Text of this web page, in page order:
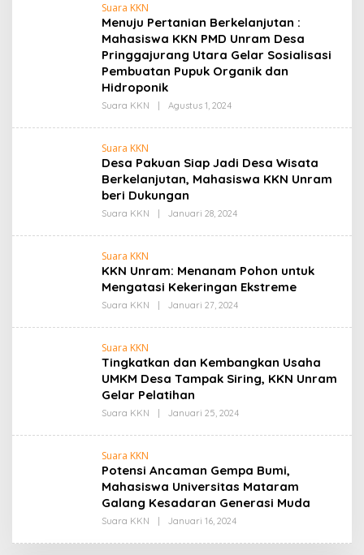
Suara KKN
Menuju Pertanian Berkelanjutan :
Mahasiswa KKN PMD Unram Desa
Pringgajurang Utara Gelar Sosialisasi
Pembuatan Pupuk Organik dan
Hidroponik
Suara KKN Agustus 1, 2024Oleh
Suara KKN
Desa Pakuan Siap Jadi Desa Wisata
Berkelanjutan, Mahasiswa KKN Unram
beri Dukungan
Suara KKN Januari 28, 2024Oleh
Suara KKN
KKN Unram: Menanam Pohon untuk
Mengatasi Kekeringan Ekstreme
Suara KKN Januari 27, 2024Oleh
Suara KKN
Tingkatkan dan Kembangkan Usaha
UMKM Desa Tampak Siring, KKN Unram
Gelar Pelatihan
Suara KKN Januari 25, 2024Oleh
Suara KKN
Potensi Ancaman Gempa Bumi,
Mahasiswa Universitas Mataram
Galang Kesadaran Generasi Muda
Suara KKN Januari 16, 2024Oleh